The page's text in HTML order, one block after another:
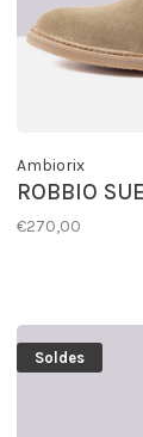
Ambiorix
ROBBIO
€270,00
Soldes